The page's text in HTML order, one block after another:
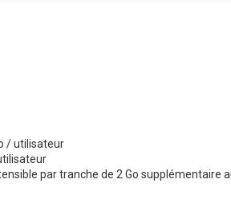
/ utilisateur
par tranche de 2 Go supplémentaire